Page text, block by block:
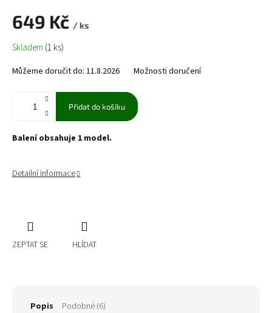
649 Kč / ks
Měrná
cena:
Skladem (1 ks)
Můžeme doručit do: 11.8.2026 Možnosti doručení
Přidat do košíku
Balení obsahuje 1 model.
Detailní informace
ZEPTAT SE HLÍDAT
Popis Podobné (6)